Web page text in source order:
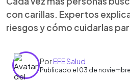
con carillas. Expertos
riesgos y cómo cuidarlas
PorEFE Salud
Publicado el 03 de